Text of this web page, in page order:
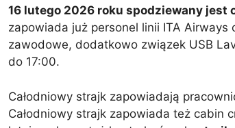
16 lutego 2026 roku spodziewany
zapowiada już personel linii ITA Airways
zawodowe, dodatkowo związek USB
do 17:00.
Całodniowy strajk zapowiadają
Całodniowy strajk zapowiada też cabin